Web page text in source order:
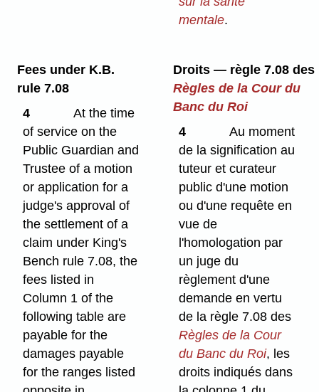
mentale.
Fees under K.B.
rule 7.08
4
At the time
of service on the
Public Guardian and
Trustee of a motion
or application for a
judge's approval of
the settlement of a
claim under King's
Bench rule 7.08, the
fees listed in
Column 1 of the
following table are
payable for the
damages payable
for the ranges listed
Droits — règle 7.08 des
Règles de la Cour du
Banc du Roi
4
Au moment
de la signification au
tuteur et curateur
public d'une motion
ou d'une requête en
vue de
l'homologation par
un juge du
règlement d'une
demande en vertu
de la règle 7.08 des
Règles de la Cour
du Banc du Roi, les
droits indiqués dans